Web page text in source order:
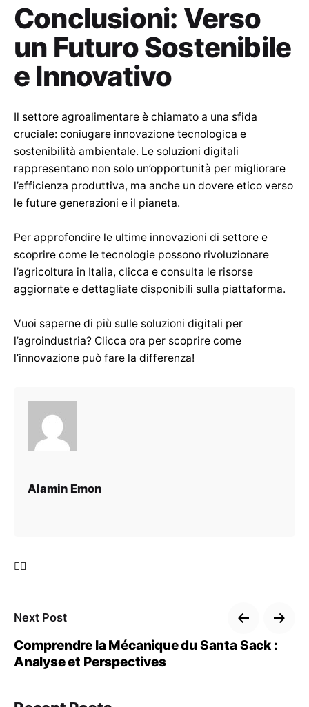
Conclusioni: Verso
un Futuro Sostenibile
e Innovativo
Il settore agroalimentare è chiamato a una sfida
cruciale: coniugare innovazione tecnologica e
sostenibilità ambientale. Le soluzioni digitali
rappresentano non solo un’opportunità per migliorare
l’efficienza produttiva, ma anche un dovere etico verso
le future generazioni e il pianeta.
Per approfondire le ultime innovazioni di settore e
scoprire come le tecnologie possono rivoluzionare
l’agricoltura in Italia, clicca e consulta le risorse
aggiornate e dettagliate disponibili sulla piattaforma.
Vuoi saperne di più sulle soluzioni digitali per
l’agroindustria? Clicca ora per scoprire come
l’innovazione può fare la differenza!
Alamin Emon
Next Post
Comprendre la Mécanique du Santa Sack :
Analyse et Perspectives